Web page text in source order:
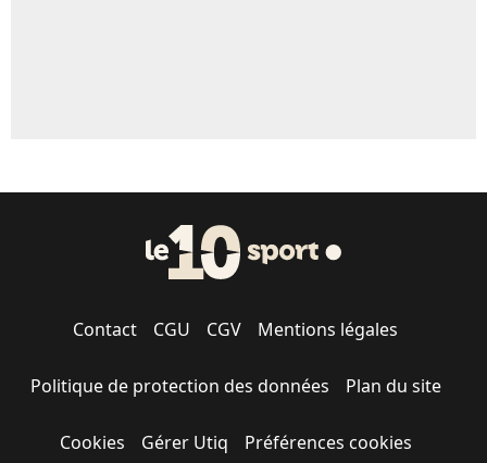
Contact CGU CGV Mentions légales
Politique de protection des données Plan du site
Cookies Gérer Utiq Préférences cookies